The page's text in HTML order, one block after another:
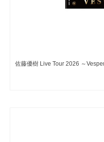
佐藤優樹 Live Tour 2026 ～